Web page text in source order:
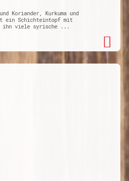
Koriander, Kurkuma und
ein Schichteintopf mit
ihn viele syrische ...